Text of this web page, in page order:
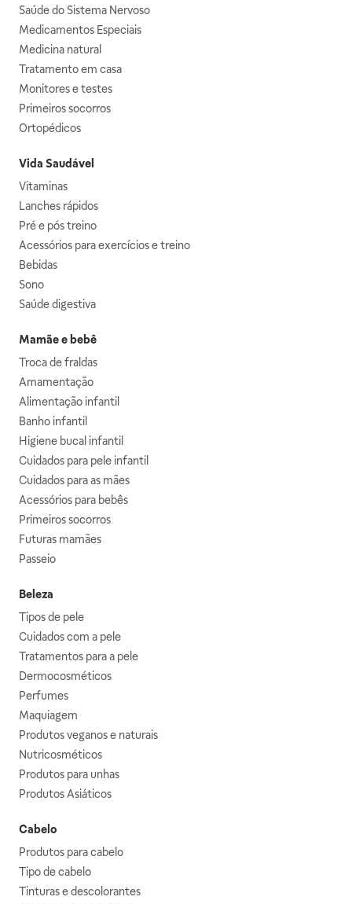
Saúde do Sistema Nervoso
Medicamentos Especiais
Medicina natural
Tratamento em casa
Monitores e testes
Primeiros socorros
Ortopédicos
Vida Saudável
Vitaminas
Lanches rápidos
Pré e pós treino
Acessórios para exercícios e treino
Bebidas
Sono
Saúde digestiva
Mamãe e bebê
Troca de fraldas
Amamentação
Alimentação infantil
Banho infantil
Higiene bucal infantil
Cuidados para pele infantil
Cuidados para as mães
Acessórios para bebês
Primeiros socorros
Futuras mamães
Passeio
Beleza
Tipos de pele
Cuidados com a pele
Tratamentos para a pele
Dermocosméticos
Perfumes
Maquiagem
Produtos veganos e naturais
Nutricosméticos
Produtos para unhas
Produtos Asiáticos
Cabelo
Produtos para cabelo
Tipo de cabelo
Tinturas e descolorantes